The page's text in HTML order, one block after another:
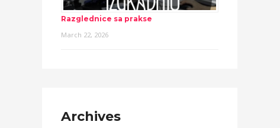
Razglednice sa prakse
March 22, 2026
Archives